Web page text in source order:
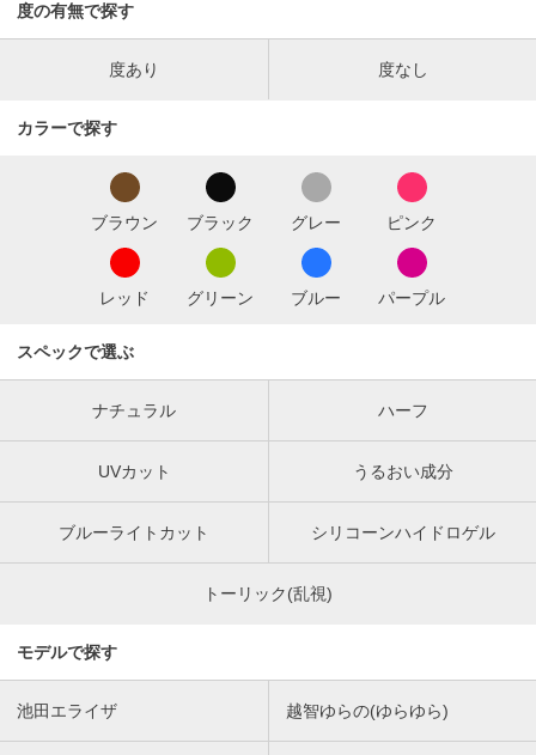
度の有無で探す
度あり 度なし
カラーで探す
ブラウン ブラック グレー ピンク
レッド グリーン ブルー パープル
スペックで選ぶ
ナチュラル ハーフ
UVカット うるおい成分
ブルーライトカット シリコーンハイドロゲル
トーリック(乱視)
モデルで探す
池田エライザ 越智ゆらの(ゆらゆら)